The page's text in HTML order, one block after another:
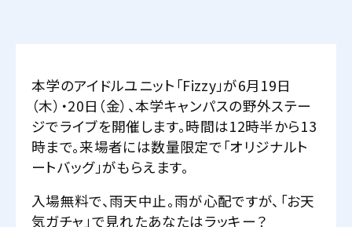
本学のアイドルユニット「Fizzy」が6月19日
（木）・20日（金）、本学キャンパスの野外ステー
ジでライブを開催します。時間は12時半から13
時まで。来場者には数量限定で「オリジナルト
ートバッグ」がもらえます。
入場無料で、雨天中止。雨が心配ですが、「お天
気ガチャ」で見れたあなたはラッキー？